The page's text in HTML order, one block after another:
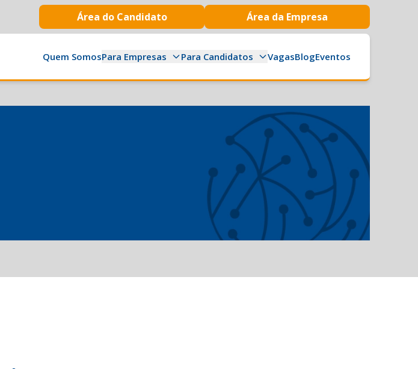
Área do Candidato Área da Empresa
Quem SomosPara Empresas Para Candidatos VagasBlogEventos